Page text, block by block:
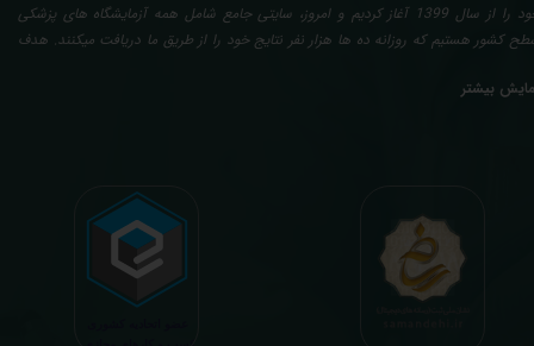
خود را از سال 1399 آغاز کردیم و امروز، سایتی جامع شامل همه آزمایشگاه های پزشکی
کشور هستیم که روزانه ده ها هزار نفر نتایج خود را از طریق ما دریافت میکنند. هدف
با تایید و مهر پزشک متخصص) میباشد. رسالت ما در تفسیر، استخراج حداکثر
بیمه ها، افزایش تمایل افراد به انجام آزمایش (با دریافت اطلاعاتی دقیقتر، کاربردی، قابل
و شخصی سازی شده) میگردد. تا درنهایت به جامعه ای سالم تر برای تبدیل شدن به
پیشرفته (دیر و زود داره سوخت و سوز نداره...) برسیم. قابل ذکر است که جواب
آنلاین به نتایج هیچ یک از کاربران بصورت مستقیم دسترسی ندارد و موارد تفسیر نیز
با درخواست و ارسال خود کاربر انجام میگیرد و ما تابع اصول اخلاق پزشکی و حرفه ای
بیشتر